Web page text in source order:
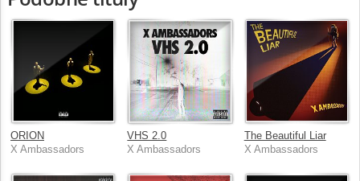
ORION
X Ambassadors
VHS 2.0
X Ambassadors
The Beautiful Liar
X Ambassadors